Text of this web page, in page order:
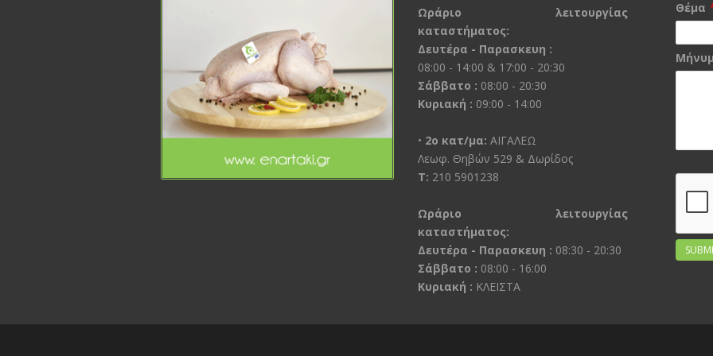
Ωράριο λειτουργίας
καταστήματος:
Δευτέρα - Παρασκευη :
08:00 - 14:00 & 17:00 - 20:30
Σάββατο : 08:00 - 20:30
Κυριακή : 09:00 - 14:00
• 2ο κατ/μα: ΑΙΓΑΛΕΩ
Λεωφ. Θηβών 529 & Δωρίδος
Τ: 210 5901238
Ωράριο λειτουργίας
καταστήματος:
Δευτέρα - Παρασκευη : 08:30 - 20:30
Σάββατο : 08:00 - 16:00
Κυριακή : ΚΛΕΙΣΤΑ
Θέμα